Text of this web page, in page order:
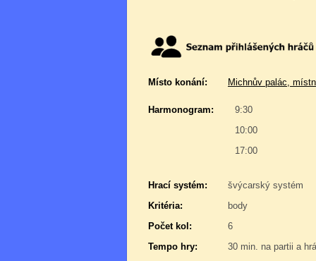
Místo konání: Michnův palác,
Harmonogram:
9:30
10:00
17:00
Hrací systém:
švýcarský systém
Kritéria:
body
Počet kol:
6
Tempo hry:
30 min. na partii a